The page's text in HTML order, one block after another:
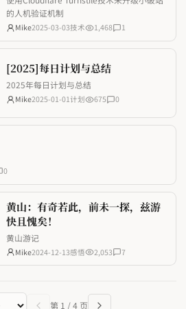
的人机验证机制
Mike2025-03-03技术 1,468 1
[2025]每日计划与总结
2025年每日计划与总结
Mike2025-01-01计划 675 0
0
黄山：有奇若此，前未一探，兹游
快且愧矣！
黄山游记
Mike2024-12-13感悟 2,053 7
第 1 /4页